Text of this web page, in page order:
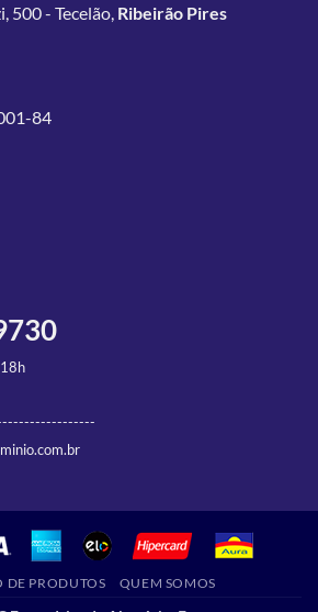
As
500 - Tecelão, Ribeirão Pires
84
DE PRODUTOS QUEM SOMOS